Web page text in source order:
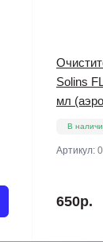
Solins
мл
В
Артикул:
650р.